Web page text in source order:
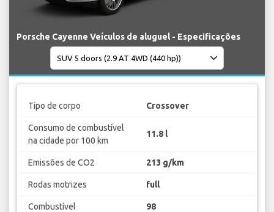
Porsche Cayenne Veículos de aluguel - Especificações
Tipo de corpo Crossover
Consumo de combustível
na cidade por 100 km
11.8 l
Emissões de CO2 213 g/km
Rodas motrizes full
Combustível 98